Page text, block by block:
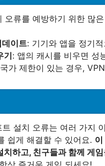
오류를 예방하기 위한 많
데이트: 기기와 앱을 정기
: 앱의 캐시를 비우면 성
가 제한이 있는 경우,
트 설치 오류는 여러 가지
쉽게 해결할 수 있어요.
치하고, 친구들과 함께 게